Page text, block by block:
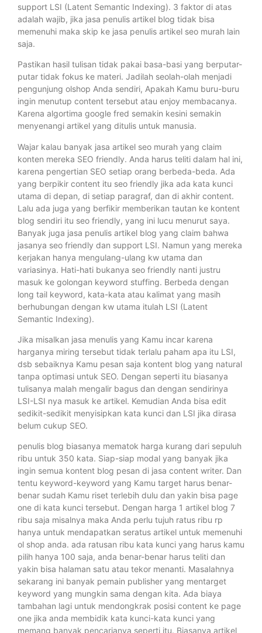
support LSI (Latent Semantic Indexing). 3 faktor di atas
adalah wajib, jika jasa penulis artikel blog tidak bisa
memenuhi maka skip ke jasa penulis artikel seo murah lain
saja.
Pastikan hasil tulisan tidak pakai basa-basi yang berputar-
putar tidak fokus ke materi. Jadilah seolah-olah menjadi
pengunjung olshop Anda sendiri, Apakah Kamu buru-buru
ingin menutup content tersebut atau enjoy membacanya.
Karena algortima google fred semakin kesini semakin
menyenangi artikel yang ditulis untuk manusia.
Wajar kalau banyak jasa artikel seo murah yang claim
konten mereka SEO friendly. Anda harus teliti dalam hal ini,
karena pengertian SEO setiap orang berbeda-beda. Ada
yang berpikir content itu seo friendly jika ada kata kunci
utama di depan, di setiap paragraf, dan di akhir content.
Lalu ada juga yang berfikir memberikan tautan ke kontent
blog sendiri itu seo friendly, yang ini lucu menurut saya.
Banyak juga jasa penulis artikel blog yang claim bahwa
jasanya seo friendly dan support LSI. Namun yang mereka
kerjakan hanya mengulang-ulang kw utama dan
variasinya. Hati-hati bukanya seo friendly nanti justru
masuk ke golongan keyword stuffing. Berbeda dengan
long tail keyword, kata-kata atau kalimat yang masih
berhubungan dengan kw utama itulah LSI (Latent
Semantic Indexing).
Jika misalkan jasa menulis yang Kamu incar karena
harganya miring tersebut tidak terlalu paham apa itu LSI,
dsb sebaiknya Kamu pesan saja kontent blog yang natural
tanpa optimasi untuk SEO. Dengan seperti itu biasanya
tulisanya malah mengalir bagus dan dengan sendirinya
LSI-LSI nya masuk ke artikel. Kemudian Anda bisa edit
sedikit-sedikit menyisipkan kata kunci dan LSI jika dirasa
belum cukup SEO.
penulis blog biasanya mematok harga kurang dari sepuluh
ribu untuk 350 kata. Siap-siap modal yang banyak jika
ingin semua kontent blog pesan di jasa content writer. Dan
tentu keyword-keyword yang Kamu target harus benar-
benar sudah Kamu riset terlebih dulu dan yakin bisa page
one di kata kunci tersebut. Dengan harga 1 artikel blog 7
ribu saja misalnya maka Anda perlu tujuh ratus ribu rp
hanya untuk mendapatkan seratus artikel untuk memenuhi
ol shop anda. ada ratusan ribu kata kunci yang harus kamu
pilih hanya 100 saja, anda benar-benar harus teliti dan
yakin bisa halaman satu atau tekor menanti. Masalahnya
sekarang ini banyak pemain publisher yang mentarget
keyword yang mungkin sama dengan kita. Ada biaya
tambahan lagi untuk mendongkrak posisi content ke page
one jika anda membidik kata kunci-kata kunci yang
memang banyak pencarianya seperti itu. Biasanya artikel